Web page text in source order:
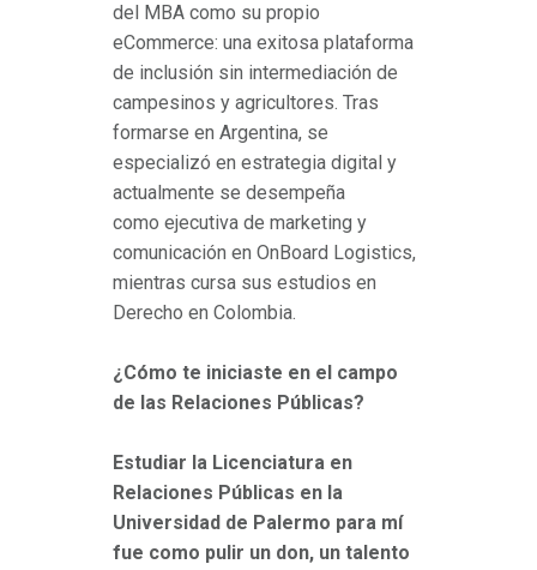
del MBA como su propio
eCommerce: una exitosa plataforma
de inclusión sin intermediación de
campesinos y agricultores. Tras
formarse en Argentina, se
especializó en estrategia digital y
actualmente se desempeña
como ejecutiva de marketing y
comunicación en OnBoard Logistics,
mientras cursa sus estudios en
Derecho en Colombia.
¿Cómo te iniciaste en el campo
de las Relaciones Públicas?
Estudiar la Licenciatura en
Relaciones Públicas en la
Universidad de Palermo para mí
fue como pulir un don, un talento